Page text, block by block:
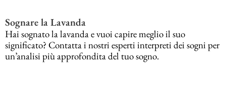
Sognare la Lavanda
Hai sognato la lavanda e vuoi capire meglio il suo
significato? Contatta i nostri esperti interpreti dei sogni per
un’analisi più approfondita del tuo sogno.